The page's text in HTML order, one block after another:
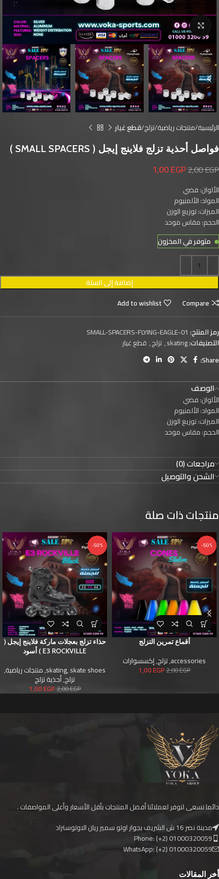
Click to enlarge
الرئيسية منتجات رياضية تزلج قطع غيار
فواصل أحذية تزلج فلاينج إيجل ( SMALL SPACERS )
2,00EGP
1,00EGP
الألوان: فضي
المواد: الألمنيوم
الميزات: توزيع الوزن
الحجم: مقاس موحد
متوفر في المخزون
إضافة إلى السلة
Compare
Add to wishlist
رمز المنتج: SMALL-SPACERS-FLYING-EAGLE-01
التصنيفات:skating
,تزلج, قطع غيار
Share:
الوصف
الألوان: فضي
المواد: الألمنيوم
الميزات: توزيع الوزن
الحجم: مقاس موحد
مراجعات (0)
الشحن والتوصيل
منتجات ذات صلة
-50%
أقماع تمرين التزلج
accessories
,تزلج,إكسسوارات
2,00EGP
1,00EGP
-50%
حذاء تزلج بعجلات ماركة فلاينج إيجل (
E3 ROCKVILLE ) أسود
skating,skate shoes
,منتجات رياضية,
تزلج,أحذية تزلج
2,00EGP
1,00EGP
دائما نسعى لنوفر لعملائنا أفضل المنتجات بأقل الأسعار وأعلى المواصفات .
مدينة نصر 16 ش الشريف بجوار اوتو سمير ريان الاوتوستراد
Phone: (+2) 01000320059
WhatsApp: (+2) 01000320059
أخر المقالات